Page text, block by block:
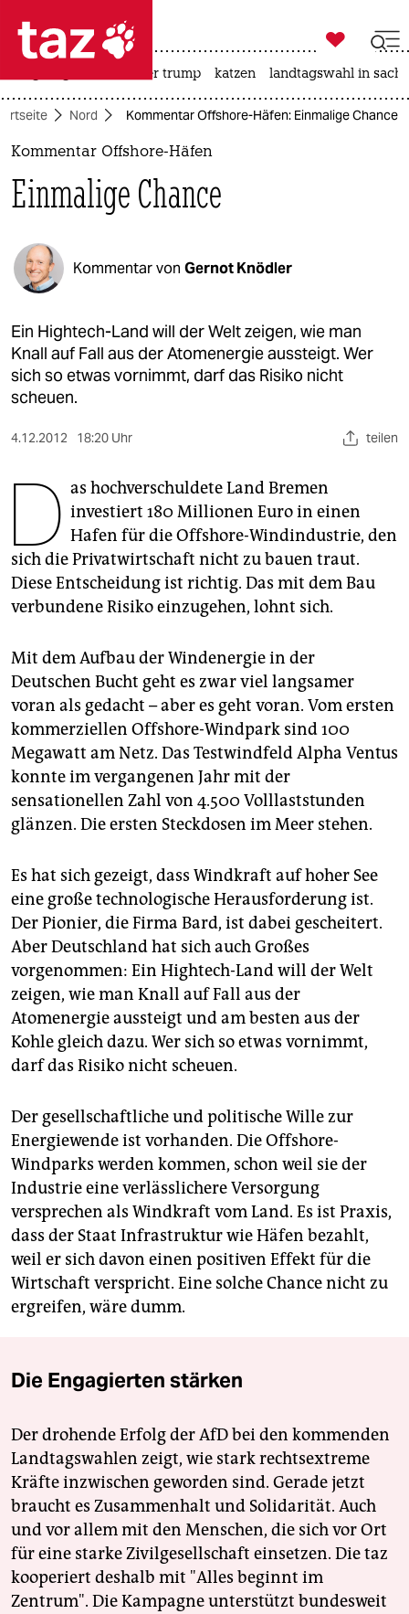
 taz zahl ich
taz zahl ich
politik
öko
gesellschaft
kultur
sport
wahrheit
verlag
verlag
veranstaltungen
fragen & hilfe
unterstützen
abo
genossenschaft
epaper login

taz zahl ich
usa unter trump katzen landtagswahl in
Nord Kommentar Offshore-Häfen: Einmalige Chance
Kommentar Offshore-Häfen
Einmalige Chance
Kommentar von Gernot Knödler
Ein Hightech-Land will der Welt zeigen, wie man
Knall auf Fall aus der Atomenergie aussteigt. Wer
sich so etwas vornimmt, darf das Risiko nicht
scheuen.
4.12.2012 18:20 Uhr teilen
D as hochverschuldete Land Bremen
investiert 180 Millionen Euro in einen
Hafen für die Offshore-Windindustrie, den
sich die Privatwirtschaft nicht zu bauen traut.
Diese Entscheidung ist richtig. Das mit dem Bau
verbundene Risiko einzugehen, lohnt sich.
Mit dem Aufbau der Windenergie in der
Deutschen Bucht geht es zwar viel langsamer
voran als gedacht – aber es geht voran. Vom ersten
kommerziellen Offshore-Windpark sind 100
Megawatt am Netz. Das Testwindfeld Alpha Ventus
konnte im vergangenen Jahr mit der
sensationellen Zahl von 4.500 Volllaststunden
glänzen. Die ersten Steckdosen im Meer stehen.
Es hat sich gezeigt, dass Windkraft auf hoher See
eine große technologische Herausforderung ist.
Der Pionier, die Firma Bard, ist dabei gescheitert.
Aber Deutschland hat sich auch Großes
vorgenommen: Ein Hightech-Land will der Welt
zeigen, wie man Knall auf Fall aus der
Atomenergie aussteigt und am besten aus der
Kohle gleich dazu. Wer sich so etwas vornimmt,
darf das Risiko nicht scheuen.
Der gesellschaftliche und politische Wille zur
Energiewende ist vorhanden. Die Offshore-
Windparks werden kommen, schon weil sie der
Industrie eine verlässlichere Versorgung
versprechen als Windkraft vom Land. Es ist Praxis,
dass der Staat Infrastruktur wie Häfen bezahlt,
weil er sich davon einen positiven Effekt für die
Wirtschaft verspricht. Eine solche Chance nicht zu
ergreifen, wäre dumm.
Die Engagierten stärken
Der drohende Erfolg der AfD bei den kommenden
Landtagswahlen zeigt, wie stark rechtsextreme
Kräfte inzwischen geworden sind. Gerade jetzt
braucht es Zusammenhalt und Solidarität. Auch
und vor allem mit den Menschen, die sich vor Ort
für eine starke Zivilgesellschaft einsetzen. Die taz
kooperiert deshalb mit "Alles beginnt im
Zentrum". Die Kampagne unterstützt bundesweit